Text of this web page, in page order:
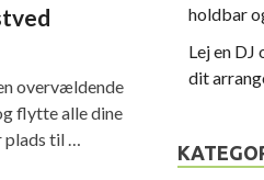
overvældende
flytte alle dine
plads til …
holdbar
Lej en
dit